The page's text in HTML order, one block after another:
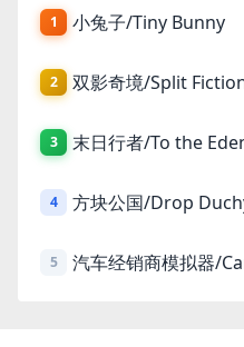
1 小兔子/Tiny Bunny
2
3 末日行者/To the
4 方块公国/Drop
5 汽车经销商模拟器/